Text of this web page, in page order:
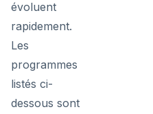
évoluent
rapidement.
Les
programmes
listés ci-
dessous sont